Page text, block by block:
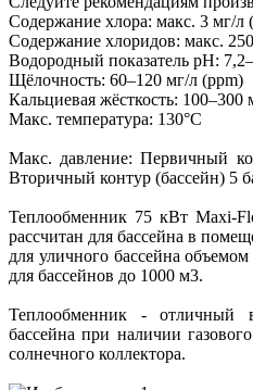
Содержание хлора: макс. 3 мг/л
Содержание хлоридов: макс.
Водородный показатель рН:
Щёлочность: 60–120 мг/л (ррm)
Кальциевая жёсткость: 100–300
Макс. температура: 130°C
Макс. давление: Первичный
Вторичный контур (бассейн) 5
Теплообменник 75 кВт Maxi-
рассчитан для бассейна в
для уличного бассейна
для бассейнов до 1000 м3.
Теплообменник - отличный
бассейна при наличии
солнечного коллектора.